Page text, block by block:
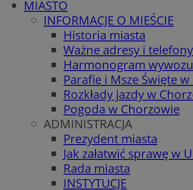
MIASTO
INFORMACJE O MIEŚCIE
Historia miasta
Ważne adresy i telefony
Harmonogram
Parafie i Msze Święte
Rozkłady jazdy w
Pogoda w Chorzowie
ADMINISTRACJA
Prezydent miasta
Jak załatwić sprawę w
Rada miasta
INSTYTUCJE